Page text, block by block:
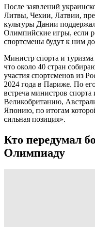
После заявлений
Литвы, Чехии, Латвии,
культуры Дании
Олимпийские игры, если
спортсмены будут к ним
Министр спорта и
что около 40 стран
участия спортсменов из
2024 года в Париже. По
встреча министров
Великобританию,
Японию, по итогам
сильная позиция».
Кто передумал
Олимпиаду